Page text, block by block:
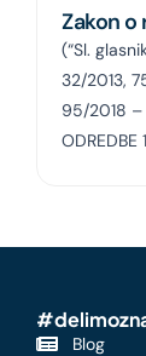
Zakon o
(“Sl.
32/2013,
95/2018 –
Blog